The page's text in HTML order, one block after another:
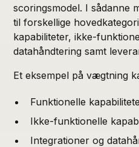
scoringsmodel. I sådanne
til forskellige
kapabiliteter, ikke-
datahåndtering samt
Et eksempel på vægtning
Funktionelle
Ikke-funktionelle
Integrationer og